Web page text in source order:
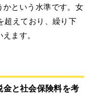
という水準です。女
超えており、繰り下
ます。
と社会保険料を考